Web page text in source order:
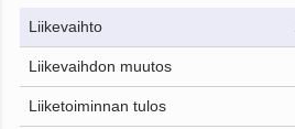
Liikevaihto
Liikevaihdon muutos
Liiketoiminnan tulos